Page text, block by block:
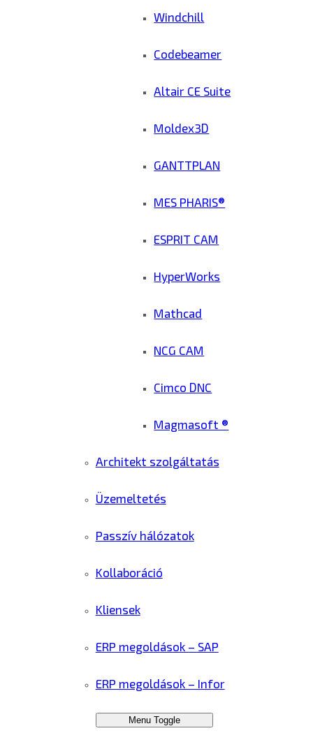
Windchill
Codebeamer
Altair CE Suite
Moldex3D
GANTTPLAN
MES PHARIS®
ESPRIT CAM
HyperWorks
Mathcad
NCG CAM
Cimco DNC
Magmasoft ®
Architekt szolgáltatás
Üzemeltetés
Passzív hálózatok
Kollaboráció
Kliensek
ERP megoldások – SAP
ERP megoldások – Infor
Menu Toggle